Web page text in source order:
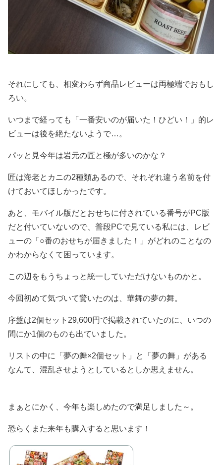
それにしても、相変わらず商品レビューは両極端でおもし
ろい。
いつまで経っても「一番安いのが届いた！ひどい！」的レ
ビューは後を絶たないようで…。
パッと見今年は岩元の匠と極が多いのかな？
匠は海老とカニの2種類あるので、それぞれ違う名前を付
けておいてほしかったです。
あと、モバイル版だとおせちに付されている番号がPC版
だと付いていないので、普段PCで見ている私には、レビ
ューの「○番のおせちが届きました！」がどれのことなの
かわからなくて困っています。
この辺をもうちょっと統一していただけないものかと。
今回初めて気づいて驚いたのは、華舞の夢の舞。
序盤は2個セット29,600円で掲載されていたのに、いつの
間にか1個のものも出ていました。
リストの中に「夢の舞×2個セット」と「夢の舞」がある
なんて、混乱させようとしているとしか思えません。
まぁとにかく、今年も楽しめたので満足しました～。
恐らくまた来年も購入すると思います！